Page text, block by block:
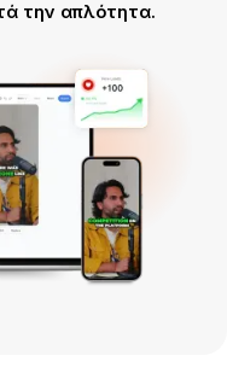
την απλότητα.